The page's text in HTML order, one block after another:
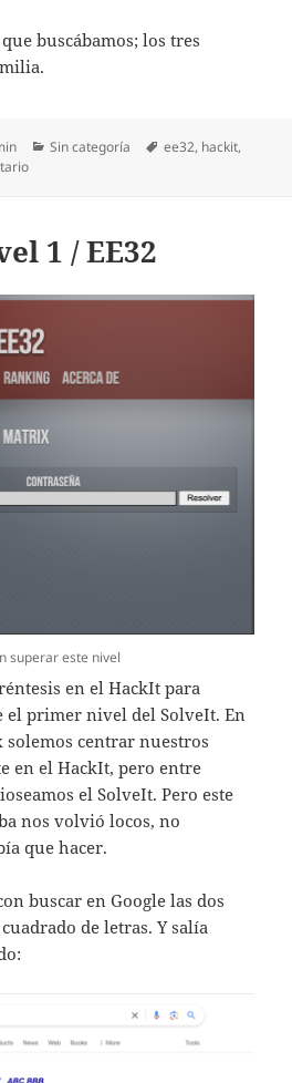
buscábamos; los tres
Categorías
Sin categoría Etiquetas
ee32, hackit,
en SolveIt / Level 3 / EE32 / WriteUp
1 / EE32
superar este nivel
en el HackIt para
el primer nivel del SolveIt. En
centrar nuestros
en el HackIt, pero entre
el SolveIt. Pero este
nos volvió locos, no
que hacer.
buscar en Google las dos
de letras. Y salía